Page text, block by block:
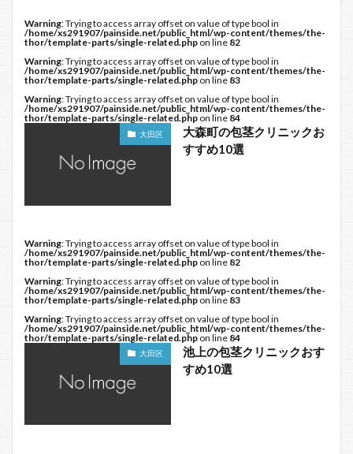
Warning: Trying to access array offset on value of type bool in
/home/xs291907/painside.net/public_html/wp-content/themes/the-
thor/template-parts/single-related.php on line 82
Warning: Trying to access array offset on value of type bool in
/home/xs291907/painside.net/public_html/wp-content/themes/the-
thor/template-parts/single-related.php on line 83
Warning: Trying to access array offset on value of type bool in
/home/xs291907/painside.net/public_html/wp-content/themes/the-
thor/template-parts/single-related.php on line 84
大田区
大森町の包茎クリニックお
すすめ10選
Warning: Trying to access array offset on value of type bool in
/home/xs291907/painside.net/public_html/wp-content/themes/the-
thor/template-parts/single-related.php on line 82
Warning: Trying to access array offset on value of type bool in
/home/xs291907/painside.net/public_html/wp-content/themes/the-
thor/template-parts/single-related.php on line 83
Warning: Trying to access array offset on value of type bool in
/home/xs291907/painside.net/public_html/wp-content/themes/the-
thor/template-parts/single-related.php on line 84
大田区
池上の包茎クリニックおす
すめ10選